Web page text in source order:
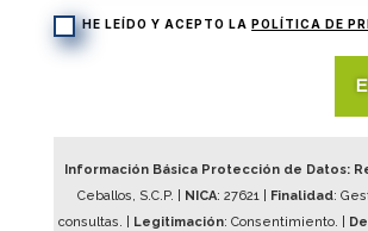
HE LEÍDO Y ACEPTO LA POLÍTICA DE
Información Básica Protección de Datos:
Ceballos, S.C.P. |
NICA: 27621| Finalidad:
consultas. |
Legitimación: Consentimiento. |